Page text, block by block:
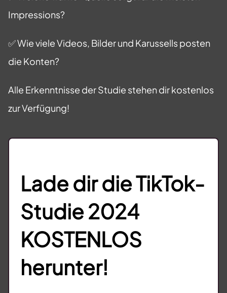
Impressions?
✅ Wie viele Videos, Bilder und Karussells posten
die Konten?
Alle Erkenntnisse der Studie stehen dir kostenlos
zur Verfügung!
Lade dir die TikTok-
Studie 2024
KOSTENLOS
herunter!